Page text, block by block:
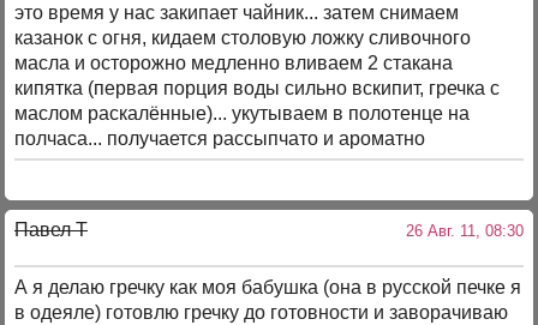
это время у нас закипает чайник... затем снимаем
казанок с огня, кидаем столовую ложку сливочного
масла и осторожно медленно вливаем 2 стакана
кипятка (первая порция воды сильно вскипит, гречка с
маслом раскалённые)... укутываем в полотенце на
полчаса... получается рассыпчато и ароматно
Павел T 26 Авг. 11, 08:30
А я делаю гречку как моя бабушка (она в русской печке я
в одеяле) готовлю гречку до готовности и заворачиваю